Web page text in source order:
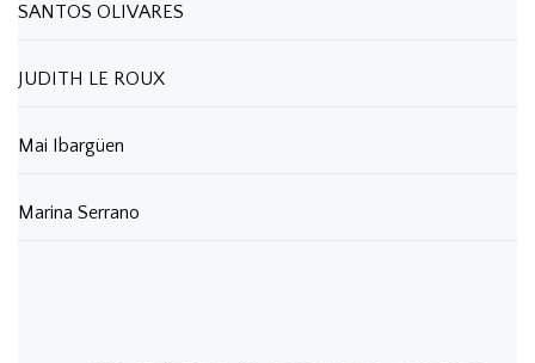
SANTOS OLIVARES
JUDITH LE ROUX
Mai Ibargüen
Marina Serrano